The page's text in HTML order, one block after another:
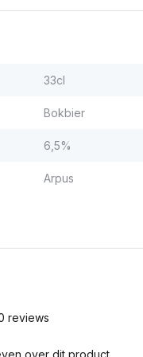
33cl
Bokbier
6,5%
Arpus
reviews
over dit product..